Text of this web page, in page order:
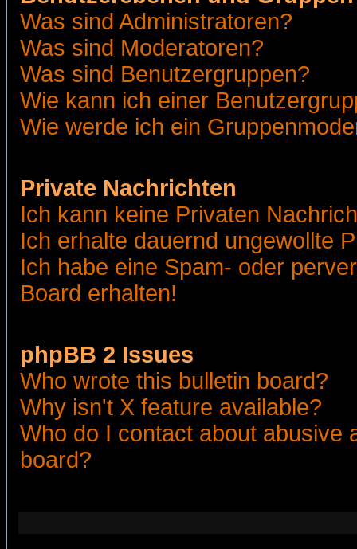
Was sind Administratoren?
Was sind Moderatoren?
Was sind Benutzergruppen?
Wie kann ich einer
Wie werde ich ein
Private Nachrichten
Ich kann keine Privaten
Ich erhalte dauernd ungewollte
Ich habe eine Spam- oder
Board erhalten!
phpBB 2 Issues
Who wrote this bulletin board?
Why isn't X feature available?
Who do I contact about abusive
board?